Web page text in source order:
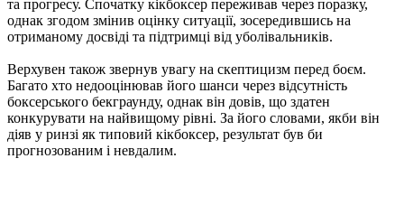
та прогресу. Спочатку кікбоксер переживав через поразку,
однак згодом змінив оцінку ситуації, зосередившись на
отриманому досвіді та підтримці від уболівальників.
Верхувен також звернув увагу на скептицизм перед боєм.
Багато хто недооцінював його шанси через відсутність
боксерського бекграунду, однак він довів, що здатен
конкурувати на найвищому рівні. За його словами, якби він
діяв у ринзі як типовий кікбоксер, результат був би
прогнозованим і невдалим.